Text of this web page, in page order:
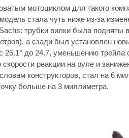
мотоциклом для такого
стала чуть ниже из-за
трубки вилки была подняты
а сзади был установлен
25.1° до 24.7, уменьшению
реакции на руле и
конструкторов, стал на 6
больше на 3 миллиметра.